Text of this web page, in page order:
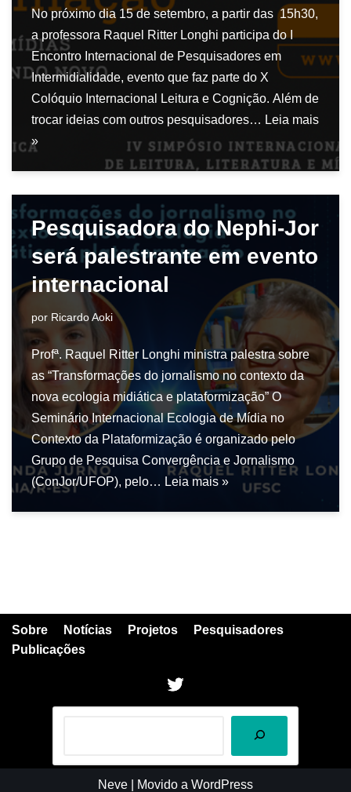
No próximo dia 15 de setembro, a partir das 15h30,
a professora Raquel Ritter Longhi participa do I
Encontro Internacional de Pesquisadores em
Intermidialidade, evento que faz parte do X
Colóquio Internacional Leitura e Cognição. Além de
trocar ideias com outros pesquisadores… Leia mais
»
Pesquisadora do Nephi-Jor
será palestrante em evento
internacional
por Ricardo Aoki
Profª. Raquel Ritter Longhi ministra palestra sobre
as “Transformações do jornalismo no contexto da
nova ecologia midiática e plataformização” O
Seminário Internacional Ecologia de Mídia no
Contexto da Plataformização é organizado pelo
Grupo de Pesquisa Convergência e Jornalismo
(ConJor/UFOP), pelo… Leia mais »
Sobre Notícias Projetos
Pesquisadores
Publicações
Neve | Movido a WordPress